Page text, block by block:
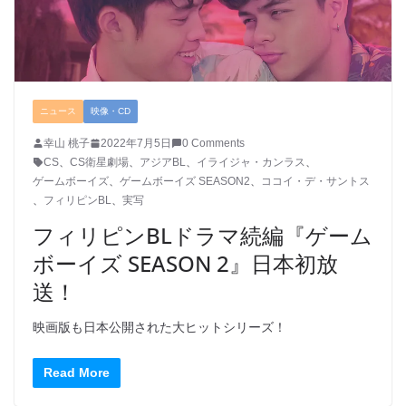
ニュース 映像・CD
幸山 桃子 2022年7月5日
0 Comments
CS
CS衛星劇場 アジアBL イライジャ・カンラス
ゲームボーイズ
ゲームボーイズ SEASON2
ココイ・デ・サントス
フィリピンBL 実写
フィリピンBLドラマ続編『ゲーム
ボーイズ SEASON 2』日本初放
送！
映画版も日本公開された大ヒットシリーズ！
Read More